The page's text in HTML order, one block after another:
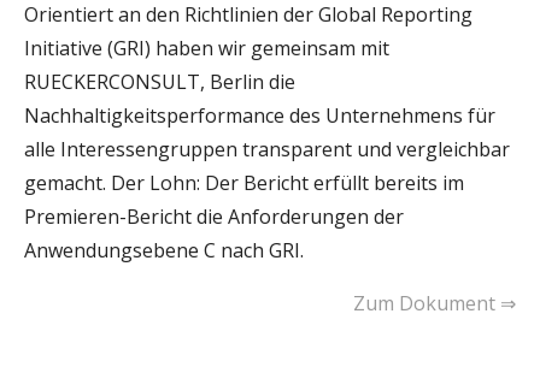
Orientiert an den Richtlinien der Global Reporting
Initiative (GRI) haben wir gemeinsam mit
RUECKERCONSULT, Berlin die
Nachhaltigkeitsperformance des Unternehmens für
alle Interessengruppen transparent und vergleichbar
gemacht. Der Lohn: Der Bericht erfüllt bereits im
Premieren-Bericht die Anforderungen der
Anwendungsebene C nach GRI.
Zum Dokument ⇒